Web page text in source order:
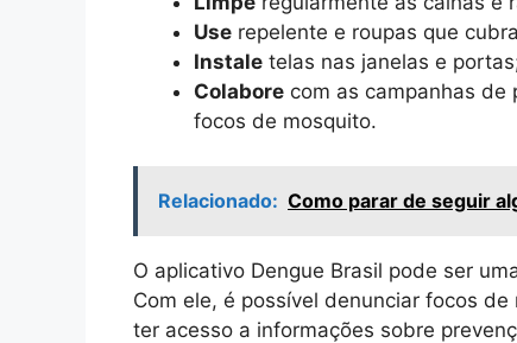
Use repelente e roupas que
Instale telas nas janelas e
Colabore com as campanhas de
focos de mosquito.
Relacionado: Como parar de seguir
O aplicativo Dengue Brasil pode ser
Com ele, é possível denunciar focos
ter acesso a informações sobre